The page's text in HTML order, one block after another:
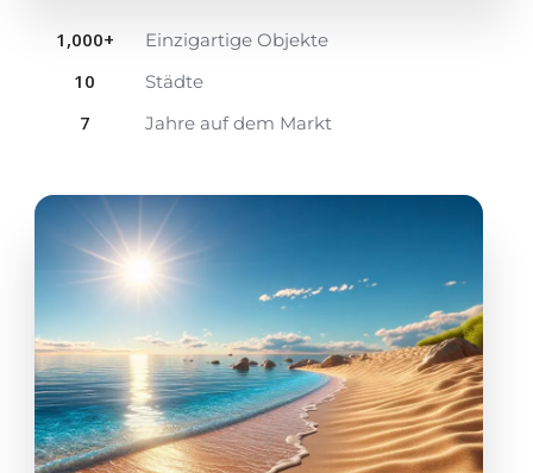
1,000+ Einzigartige Objekte
10 Städte
7 Jahre auf dem Markt